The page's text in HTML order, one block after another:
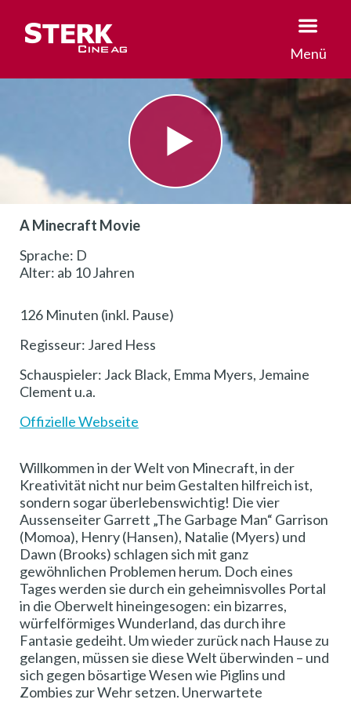
Menü
A Minecraft Movie
Sprache: D
Alter: ab 10 Jahren
126 Minuten (inkl. Pause)
Regisseur: Jared Hess
Schauspieler: Jack Black, Emma Myers, Jemaine
Clement u.a.
Offizielle Webseite
Willkommen in der Welt von Minecraft, in der
Kreativität nicht nur beim Gestalten hilfreich ist,
sondern sogar überlebenswichtig! Die vier
Aussenseiter Garrett „The Garbage Man“ Garrison
(Momoa), Henry (Hansen), Natalie (Myers) und
Dawn (Brooks) schlagen sich mit ganz
gewöhnlichen Problemen herum. Doch eines
Tages werden sie durch ein geheimnisvolles Portal
in die Oberwelt hineingesogen: ein bizarres,
würfelförmiges Wunderland, das durch ihre
Fantasie gedeiht. Um wieder zurück nach Hause zu
gelangen, müssen sie diese Welt überwinden – und
sich gegen bösartige Wesen wie Piglins und
Zombies zur Wehr setzen. Unerwartete